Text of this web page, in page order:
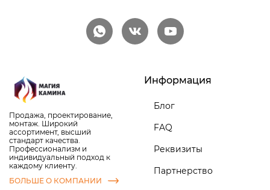
Продажа, проектирование,
монтаж. Широкий
ассортимент, высший
стандарт качества.
Профессионализм и
индивидуальный подход к
каждому клиенту.
БОЛЬШЕ О КОМПАНИИ
Информация
Блог
FAQ
Реквизиты
Партнерство